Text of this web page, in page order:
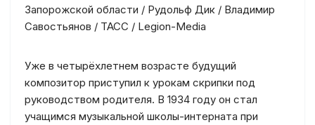
Запорожской области / Рудольф Дик / Владимир
Савостьянов / ТАСС / Legion-Media
Уже в четырёхлетнем возрасте будущий
композитор приступил к урокам скрипки под
руководством родителя. В 1934 году он стал
учащимся музыкальной школы-интерната при